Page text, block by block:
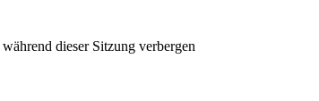
dieser Sitzung verbergen